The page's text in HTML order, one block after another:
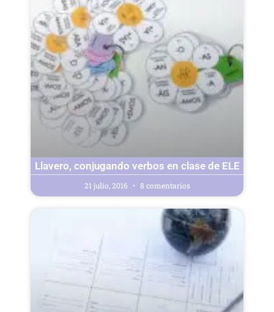
Llavero, conjugando verbos en clase de ELE
21 julio, 2016 8 comentarios